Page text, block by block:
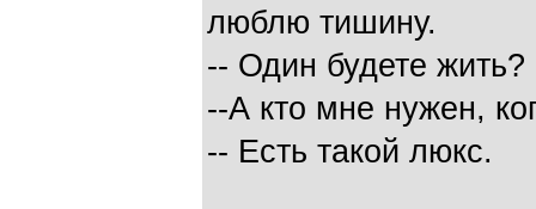
люблю тишину.
-- Один будете жить?
--А кто мне нужен,
-- Есть такой люкс.